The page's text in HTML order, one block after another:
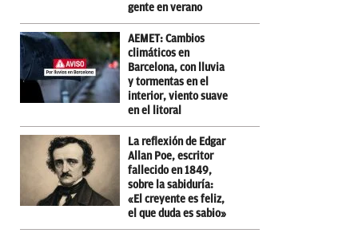
gente en verano
AEMET: Cambios
climáticos en
Barcelona, con lluvia
y tormentas en el
interior, viento suave
en el litoral
La reflexión de Edgar
Allan Poe, escritor
fallecido en 1849,
sobre la sabiduría:
«El creyente es feliz,
el que duda es sabio»